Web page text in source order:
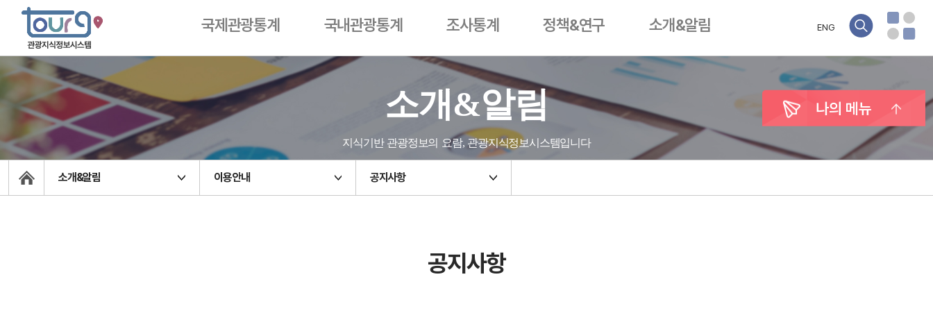
국제관광통계 국내관광통계 조사통계 정책&연구 소개&알림 ENG
소개&알림
지식기반 관광정보의 요람, 관광지식정보시스템입니다
소개&알림 이용안내 공지사항
나의 메뉴
공지사항